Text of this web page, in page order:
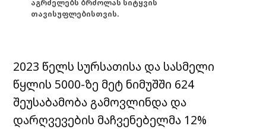
აგრძელებს ბრძოლას სიტყვის
თავისუფლებისთვის.
2023 წელს სურსათისა და სასმელი
წყლის 5000-ზე მეტ ნიმუშში 624
შეუსაბამობა გამოვლინდა და
დარღვევების მაჩვენებელმა 12%